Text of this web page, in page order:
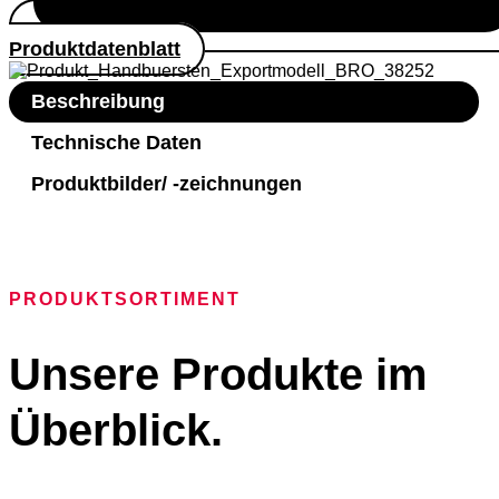
Produktdatenblatt
Beschreibung
Technische Daten
Produktbilder/ -zeichnungen
PRODUKTSORTIMENT
Unsere Produkte im
Überblick.